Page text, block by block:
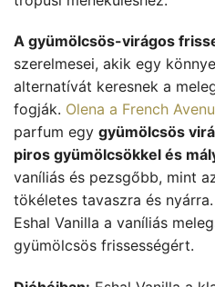
A gyümölcsös-virágos
szerelmesei, akik egy
alternatívát keresnek a
fogják. Olena a French
parfum egy gyümölcsös
piros gyümölcsökkel és
vaníliás és pezsgőbb, mint
tökéletes tavaszra és
Eshal Vanilla a vaníliás
gyümölcsös frissességért.